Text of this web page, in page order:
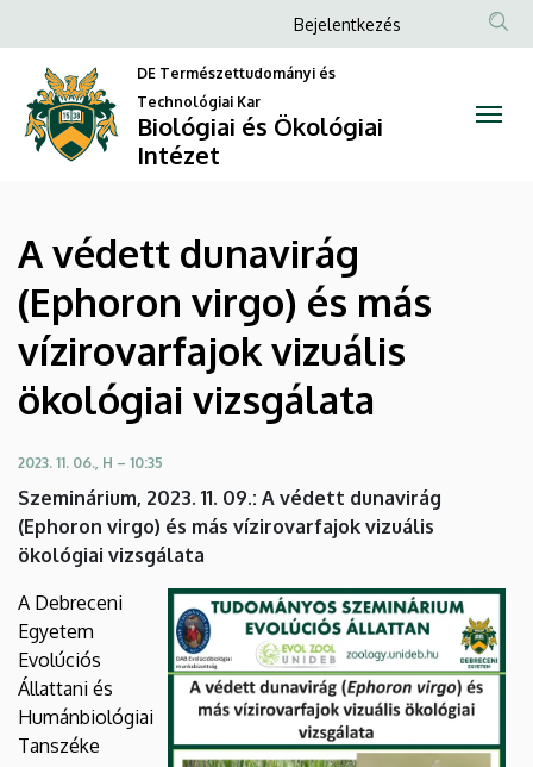
védett
dunavirág
(Ephoron
és
más
vízirovarfajok
vizuális
ökológiai
vizsgálata
Biológiai
és
Ökológiai
Intézet
a
tartalomra
Anonim
Felhasználói
fiók
menüje
Bejelentkezés
DE Természettudományi és
Technológiai Kar
Biológiai és Ökológiai
Intézet
A védett dunavirág
(Ephoron virgo) és más
vízirovarfajok vizuális
ökológiai vizsgálata
2023. 11. 06., H – 10:35
Szeminárium, 2023. 11. 09.: A védett dunavirág
(Ephoron virgo) és más vízirovarfajok vizuális
ökológiai vizsgálata
A Debreceni
Egyetem
Evolúciós
Állattani és
Humánbiológiai
Tanszéke